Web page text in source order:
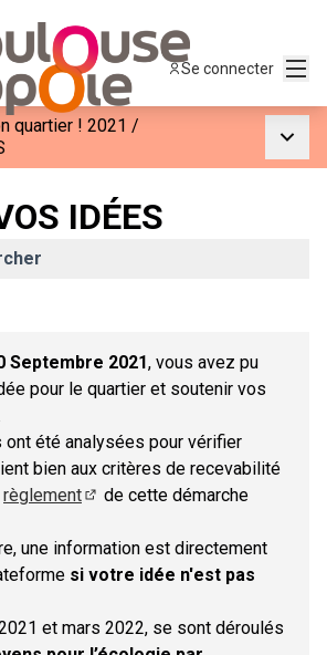
Se connecter
quartier ! 2021 /
IDÉES
Septembre 2021, vous avez pu
pour le quartier et soutenir vos
été analysées pour vérifier
bien aux critères de recevabilité
règlement
de cette démarche
une information est directement
si votre idée n'est pas
et mars 2022, se sont déroulés